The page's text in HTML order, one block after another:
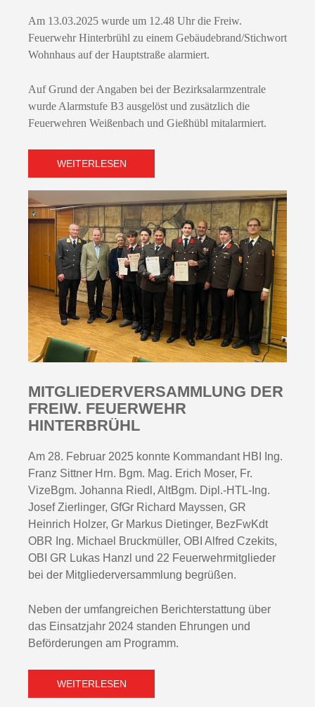
Am 13.03.2025 wurde um 12.48 Uhr die Freiw.
Feuerwehr Hinterbrühl zu einem Gebäudebrand/Stichwort
Wohnhaus auf der Hauptstraße alarmiert.
Auf Grund der Angaben bei der Bezirksalarmzentrale
wurde Alarmstufe B3 ausgelöst und zusätzlich die
Feuerwehren Weißenbach und Gießhübl mitalarmiert.
WEITERLESEN
MITGLIEDERVERSAMMLUNG DER
FREIW. FEUERWEHR
HINTERBRÜHL
Am 28. Februar 2025 konnte Kommandant HBI Ing.
Franz Sittner Hrn. Bgm. Mag. Erich Moser, Fr.
VizeBgm. Johanna Riedl, AltBgm. Dipl.-HTL-Ing.
Josef Zierlinger, GfGr Richard Mayssen, GR
Heinrich Holzer, Gr Markus Dietinger, BezFwKdt
OBR Ing. Michael Bruckmüller, OBI Alfred Czekits,
OBI GR Lukas Hanzl und 22 Feuerwehrmitglieder
bei der Mitgliederversammlung begrüßen.
Neben der umfangreichen Berichterstattung über
das Einsatzjahr 2024 standen Ehrungen und
Beförderungen am Programm.
WEITERLESEN